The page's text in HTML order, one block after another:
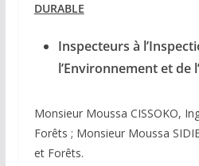
DURABLE
Inspecteurs à
l’Environnement et de
Monsieur Moussa CISSOKO,
Forêts ; Monsieur Moussa
et Forêts.